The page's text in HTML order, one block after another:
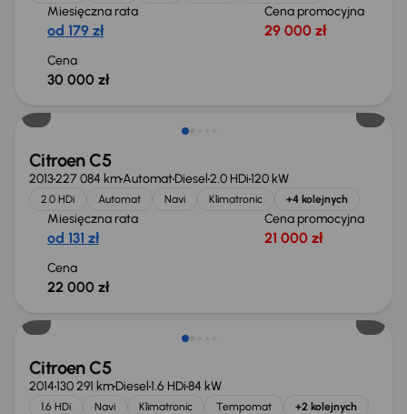
Miesięczna rata
od 179 zł
Cena promocyjna
29 000 zł
Cena
30 000 zł
Citroen C5
2013227 084 kmAutomatDiesel2.0 HDi120 kW
2.0 HDi Automat Navi Klimatronic +4 kolejnych
Miesięczna rata
od 131 zł
Cena promocyjna
21 000 zł
Cena
22 000 zł
Citroen C5
2014130 291 kmDiesel1.6 HDi84 kW
1.6 HDi Navi Klimatronic Tempomat +2 kolejnych